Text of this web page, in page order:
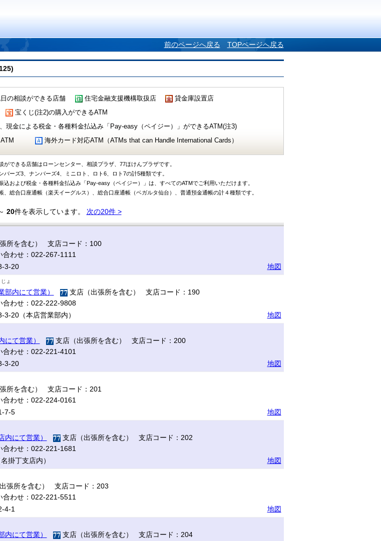
前のページへ戻る TOPページへ戻る
の相談ができる店舗 住宅金融支援機構取扱店
貸金庫設置店
宝くじ(注2)の購入ができるATM
現金による税金・各種料金払込み「Pay-easy（ペイジー）」ができるATM(注3)
海外カード対応ATM（ATMs that can Handle International Cards）
ができる店舗はローンセンター、相談プラザ、77ほけんプラザです。
バーズ3、ナンバーズ4、ミニロト、ロト6、ロト7の計5種類です。
込および税金・各種料金払込み「Pay-easy（ペイジー）」は、すべてのATMでご利用いただけます。
、総合口座通帳（楽天イーグルス）、総合口座通帳（ベガルタ仙台）、普通預金通帳の計４種類です。
20件を表示しています。 次の20件 >
所を含む） 支店コード：100
わせ：022-267-1111
3-20
地図
ょ
部内にて営業）
支店（出張所を含む） 支店コード：190
わせ：022-222-9808
20（本店営業部内）
地図
にて営業）
支店（出張所を含む） 支店コード：200
わせ：022-221-4101
3-20
地図
所を含む） 支店コード：201
わせ：022-224-0161
7-5
地図
内にて営業）
支店（出張所を含む） 支店コード：202
わせ：022-221-1681
掛丁支店内）
地図
張所を含む） 支店コード：203
わせ：022-221-5511
4-1
地図
内にて営業）
支店（出張所を含む） 支店コード：204